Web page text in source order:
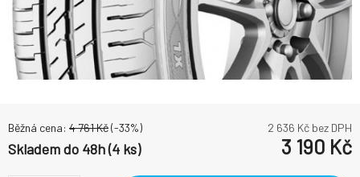
Běžná cena: 4 761Kč(-33%) 2 636 Kč bez DPH
Skladem do 48h (4 ks) 3 190 Kč